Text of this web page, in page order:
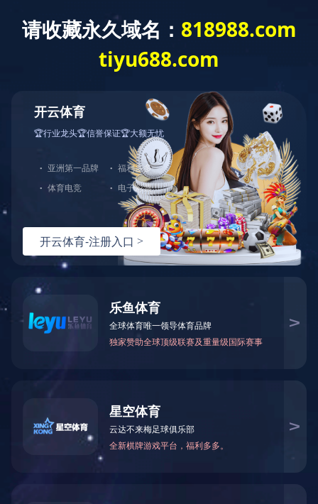
QBY塑料气动隔膜泵
￠15mm(1/2")、￠25mm(1")、￠40mm( 1 1/2")、
￠50mm(2")、￠65mm( 2 1/2")、￠80mm(3")、
￠100mm(4")、￠125mm(5")。
2.气动隔膜泵泵体材质选择：分为铝合金、铸铁、不